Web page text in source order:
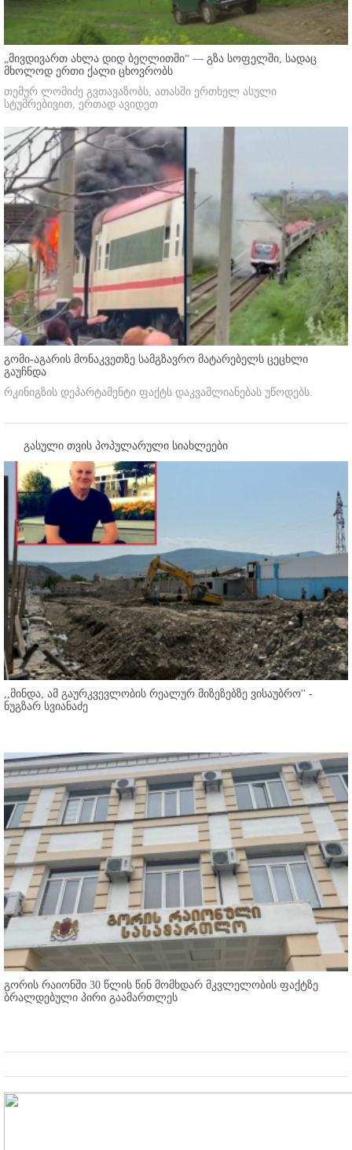
„მივდივართ ახლა დიდ ბეღლითში“ — გზა სოფელში, სადაც
მხოლოდ ერთი ქალი ცხოვრობს
თემურ ლომიძე გვთავაზობს, ათასში ერთხელ ასული
სტუმრებივით, ერთად ავიდეთ
გომი-აგარის მონაკვეთზე სამგზავრო მატარებელს ცეცხლი
გაუჩნდა
რკინიგზის დეპარტამენტი ფაქტს დაკვამლიანებას უწოდებს.
გასული თვის პოპულარული სიახლეები
,,მინდა, ამ გაურკვევლობის რეალურ მიზეზებზე ვისაუბრო'' -
ნუგზარ სვიანაძე
გორის რაიონში 30 წლის წინ მომხდარ მკვლელობის ფაქტზე
ბრალდებული პირი გაამართლეს